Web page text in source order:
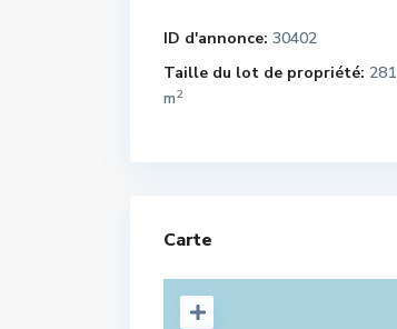
ID d'annonce: 30402
Taille du lot de propriété: 281
m2
Carte